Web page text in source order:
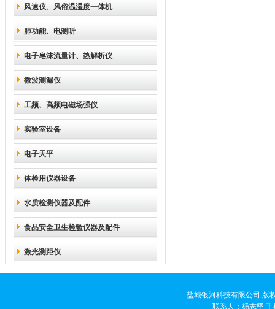
风速仪、风俗温湿度一体机
肺功能、电测听
电子皂沫流量计、热解析仪
微波测漏仪
工频、高频电磁场强仪
实验室设备
电子天平
体检用仪器设备
水质检测仪器及配件
食品安全卫生检验仪器及配件
激光测距仪
盐城银河科技有限公司 版
联系人：杨志坚 手